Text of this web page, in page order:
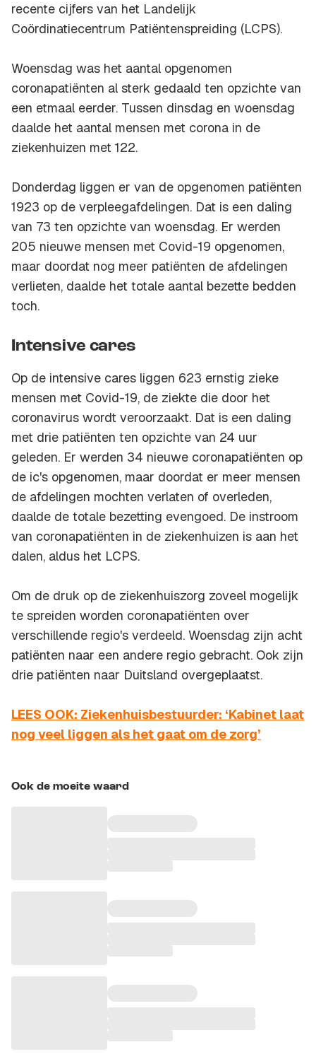
recente cijfers van het Landelijk
Coördinatiecentrum Patiëntenspreiding (LCPS).
Woensdag was het aantal opgenomen
coronapatiënten al sterk gedaald ten opzichte van
een etmaal eerder. Tussen dinsdag en woensdag
daalde het aantal mensen met corona in de
ziekenhuizen met 122.
Donderdag liggen er van de opgenomen patiënten
1923 op de verpleegafdelingen. Dat is een daling
van 73 ten opzichte van woensdag. Er werden
205 nieuwe mensen met Covid-19 opgenomen,
maar doordat nog meer patiënten de afdelingen
verlieten, daalde het totale aantal bezette bedden
toch.
Intensive cares
Op de intensive cares liggen 623 ernstig zieke
mensen met Covid-19, de ziekte die door het
coronavirus wordt veroorzaakt. Dat is een daling
met drie patiënten ten opzichte van 24 uur
geleden. Er werden 34 nieuwe coronapatiënten op
de ic's opgenomen, maar doordat er meer mensen
de afdelingen mochten verlaten of overleden,
daalde de totale bezetting evengoed. De instroom
van coronapatiënten in de ziekenhuizen is aan het
dalen, aldus het LCPS.
Om de druk op de ziekenhuiszorg zoveel mogelijk
te spreiden worden coronapatiënten over
verschillende regio's verdeeld. Woensdag zijn acht
patiënten naar een andere regio gebracht. Ook zijn
drie patiënten naar Duitsland overgeplaatst.
LEES OOK: Ziekenhuisbestuurder: ‘Kabinet laat
nog veel liggen als het gaat om de zorg’
Ook de moeite waard